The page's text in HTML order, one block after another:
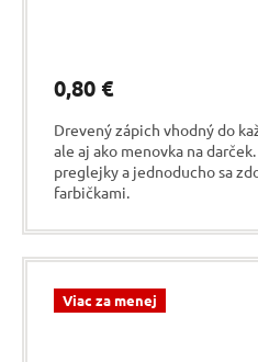
0,80 €
Drevený zápich vhodný do
ale aj ako menovka na
preglejky a jednoducho sa
farbičkami.
Viac za menej